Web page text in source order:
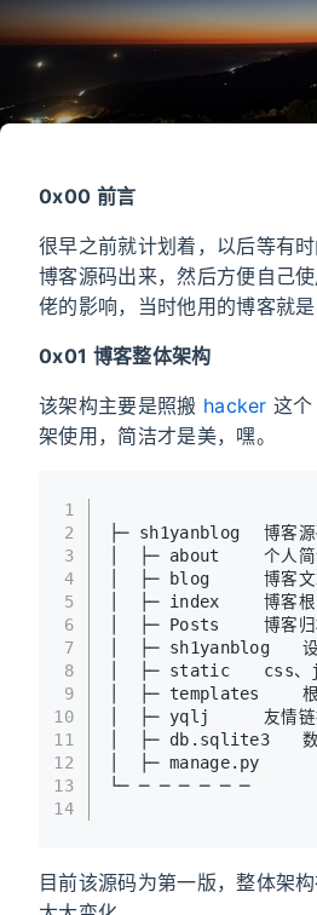
0x00 前言
很早之前就计划着，以后等有
博客源码出来，然后方便自己
佬的影响，当时他用的博客就是
0x01 博客整体架构
该架构主要是照搬 hacker 这
架使用，简洁才是美，嘿。
1
2
3
4
5
6
7
8
9
10
11
12
13
14
├─
│  ├─ about
│  ├─ blog
│  ├─
│  ├─ Posts
│
│  ├─
│
│  ├─ yqlj
│  ├─
└─ ─ ─ ─ ─ ─ ─
目前该源码为第一版，整体架